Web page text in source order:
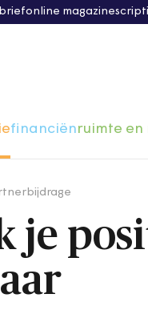
online magazine
financiënruimte en
je